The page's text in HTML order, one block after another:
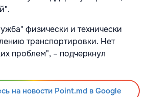
физически и технически
транспортировки. Нет
проблем", – подчеркнул
на новости Point.md в Google